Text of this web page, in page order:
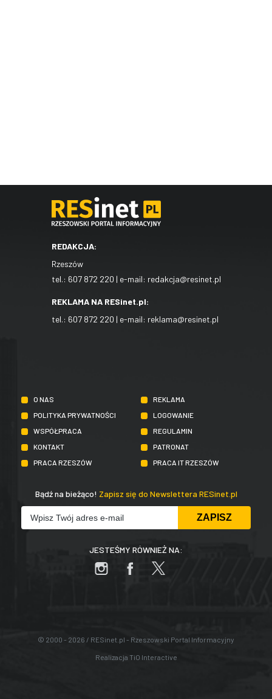
REDAKCJA:
Rzeszów
tel.: 607 872 220 | e-mail: redakcja@resinet.pl
REKLAMA NA RESinet.pl:
tel.: 607 872 220 | e-mail: reklama@resinet.pl
O NAS
REKLAMA
POLITYKA PRYWATNOŚCI
LOGOWANIE
WSPÓŁPRACA
REGULAMIN
KONTAKT
PATRONAT
PRACA RZESZÓW
PRACA IT RZESZÓW
Bądź na bieżąco! Zapisz się do Newslettera RESinet.pl
JESTEŚMY RÓWNIEŻ NA:
© 2000 - 2026 / RESinet.pl - Rzeszowski Portal Informacyjny
Realizacja TiO Interactive